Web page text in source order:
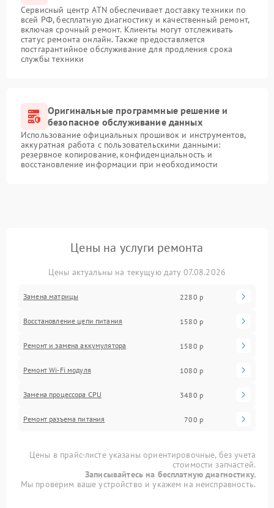
Сервисный центр ATN обеспечивает доставку техники по
всей РФ, бесплатную диагностику и качественный ремонт,
включая срочный ремонт. Клиенты могут отслеживать
статус ремонта онлайн. Также предоставляется
постгарантийное обслуживание для продления срока
службы техники
Оригинальные программные решение и
безопасное обслуживание данных
Использование официальных прошивок и инструментов,
аккуратная работа с пользовательскими данными:
резервное копирование, конфиденциальность и
восстановление информации при необходимости
Цены на услуги ремонта
Цены актуальны на текущую дату 07.08.2026
Замена матрицы 2280 р
Восстановление цепи питания 1580 р
Ремонт и замена аккумулятора 1580 р
Ремонт Wi-Fi модуля 1080 р
Замена процессора CPU 3480 р
Ремонт разъема питания 700 р
Цены в прайс-листе указаны ориентировочные, без учета
стоимости запчастей.
Записывайтесь на бесплатную диагностику.
Мы проверим ваше устройство и укажем на неисправность.